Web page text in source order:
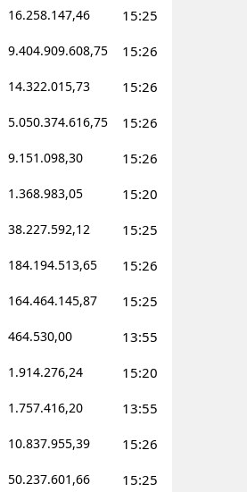
16.258.147,46 15:25
9.404.909.608,75 15:26
14.322.015,73 15:26
5.050.374.616,75 15:26
9.151.098,30 15:26
1.368.983,05 15:20
38.227.592,12 15:25
184.194.513,65 15:26
164.464.145,87 15:25
464.530,00 13:55
1.914.276,24 15:20
1.757.416,20 13:55
10.837.955,39 15:26
50.237.601,66 15:25